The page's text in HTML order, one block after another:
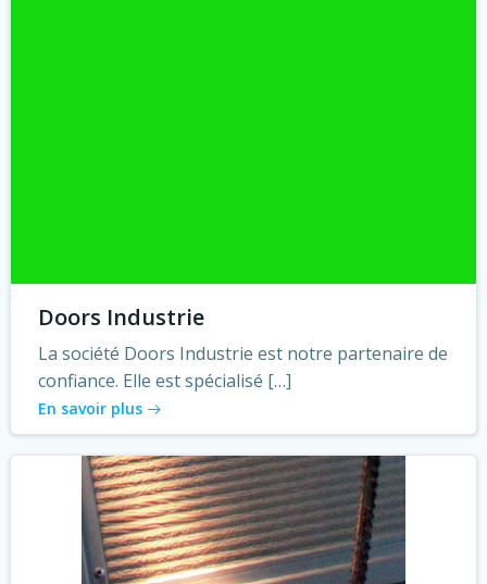
Doors Industrie
La société Doors Industrie est notre partenaire de
confiance. Elle est spécialisé […]
En savoir plus